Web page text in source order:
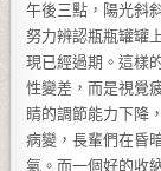
午後三點，陽光斜
努力辨認瓶瓶罐罐
現已經過期。這樣
性變差，而是視覺
睛的調節能力下降
病變，長輩們在昏
氣。而一個好的收